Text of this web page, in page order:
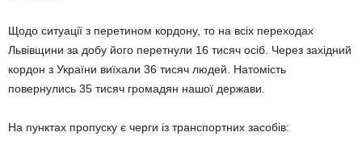
Щодо ситуації з перетином кордону, то на всіх переходах
Львівщини за добу його перетнули 16 тисяч осіб. Через західний
кордон з України виїхали 36 тисяч людей. Натомість
повернулись 35 тисяч громадян нашої держави.
На пунктах пропуску є черги із транспортних засобів: